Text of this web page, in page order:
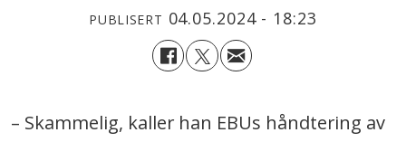
PUBLISERT 04.05.2024 - 18:23
– Skammelig, kaller han EBUs håndtering av